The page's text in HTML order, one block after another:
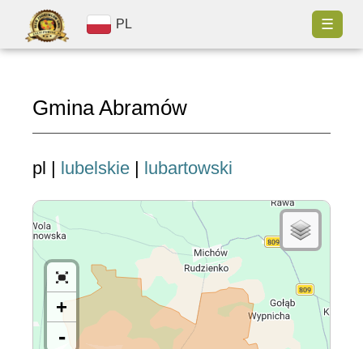
PL ☰
Gmina Abramów
pl | lubelskie | lubartowski
+
-